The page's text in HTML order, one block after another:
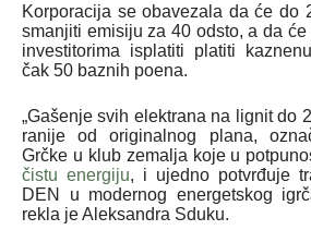
Korporacija se obavezala da će do
smanjiti emisiju za 40 odsto, a da će
investitorima isplatiti platiti
čak 50 baznih poena.
„Gašenje svih elektrana na lignit do
ranije od originalnog plana,
Grčke u klub zemalja koje u
čistu energiju, i ujedno potvrđuje
DEN u modernog energetskog
rekla je Aleksandra Sduku.